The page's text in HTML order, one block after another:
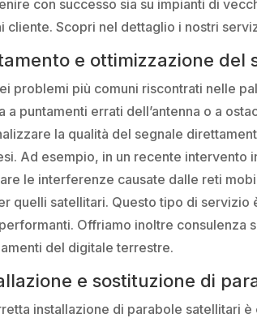
con successo sia su impianti di
cliente. Scopri nel dettaglio i nostri
e ottimizzazione del
problemi più comuni riscontrati nelle
a puntamenti errati dell’antenna o a
la qualità del segnale
Ad esempio, in un recente intervento
le interferenze causate dalle reti
quelli satellitari. Questo tipo di
Offriamo inoltre consulenza
del digitale terrestre.
e sostituzione di
installazione di parabole satellitari